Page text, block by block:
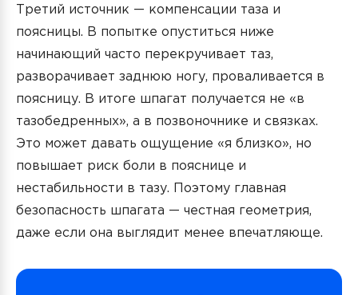
Третий источник — компенсации таза и
поясницы. В попытке опуститься ниже
начинающий часто перекручивает таз,
разворачивает заднюю ногу, проваливается в
поясницу. В итоге шпагат получается не «в
тазобедренных», а в позвоночнике и связках.
Это может давать ощущение «я близко», но
повышает риск боли в пояснице и
нестабильности в тазу. Поэтому главная
безопасность шпагата — честная геометрия,
даже если она выглядит менее впечатляюще.